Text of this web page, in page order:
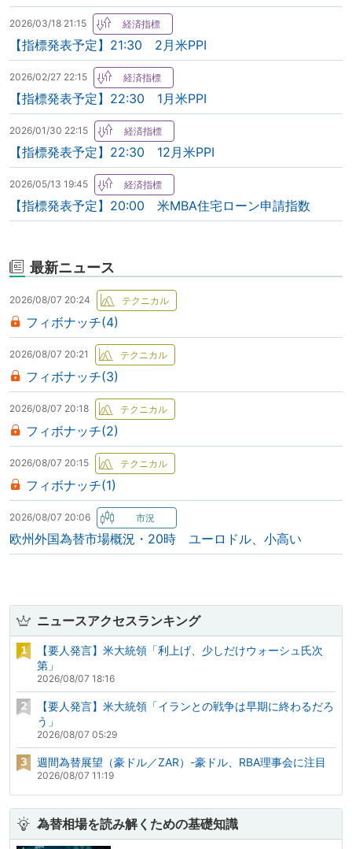
2026/03/18 21:15
【指標発表予定】21:30 2月米PPI
2026/02/27 22:15
【指標発表予定】22:30 1月米PPI
2026/01/30 22:15
【指標発表予定】22:30 12月米PPI
2026/05/13 19:45
【指標発表予定】20:00 米MBA住宅ローン申請指数
最新ニュース
2026/08/07 20:24
フィボナッチ(4)
2026/08/07 20:21
フィボナッチ(3)
2026/08/07 20:18
フィボナッチ(2)
2026/08/07 20:15
フィボナッチ(1)
2026/08/07 20:06
欧州外国為替市場概況・20時 ユーロドル、小高い
ニュースアクセスランキング
【要人発言】米大統領「利上げ、少しだけウォーシュ氏次
第」
2026/08/07 18:16
【要人発言】米大統領「イランとの戦争は早期に終わるだろ
う」
2026/08/07 05:29
週間為替展望（豪ドル／ZAR）-豪ドル、RBA理事会に注目
2026/08/07 11:19
為替相場を読み解くための基礎知識